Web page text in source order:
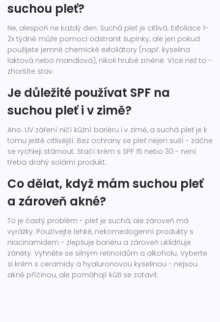
suchou pleť?
Ne, alespoň ne každý den. Suchá pleť je citlivá. Exfoliace 1-
2x týdně může pomoci odstranit šupinky, ale jen pokud
použijete jemné chemické exfoliátory (např. kyselina
laktová nebo mandlová), nikoli hrubé zrněné. Více než to -
zhoršíte stav.
Je důležité používat SPF na
suchou pleť i v zimě?
Ano. UV záření ničí kůžní bariéru i v zimě, a suchá pleť je k
tomu ještě citlivější. Bez ochrany se pleť nejen suší - začne
se rychleji stárnout. Stačí krém s SPF 15 nebo 30 - není
třeba drahý solární produkt.
Co dělat, když mám suchou pleť
a zároveň akné?
To je častý problém - pleť je suchá, ale zároveň má
vyrážky. Používejte lehké, nekomedogenní produkty s
niacinamidem - zlepšuje bariéru a zároveň uklidňuje
záněty. Vyhněte se silným retinoidům a alkoholu. Vyberte
si krém s ceramidy a hyaluronovou kyselinou - nejsou
akně příčinou, ale pomáhají kůži se zotavit.